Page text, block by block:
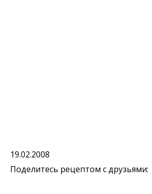
19.02.2008
Поделитесь рецептом с друзьями: